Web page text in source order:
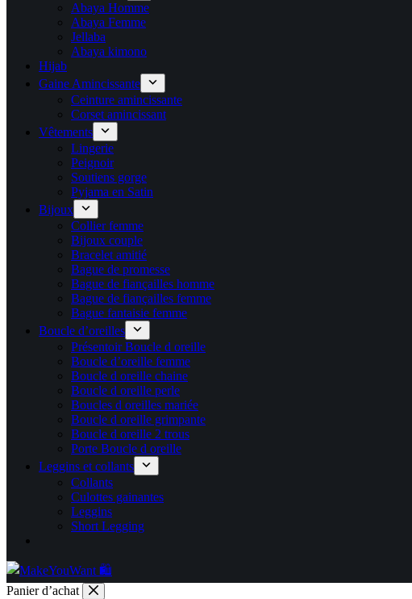
Abaya Homme
Abaya Femme
Jellaba
Abaya kimono
Hijab
Gaine Amincissante
Ceinture amincissante
Corset amincissant
Vêtements
Lingerie
Peignoir
Soutiens gorge
Pyjama en Satin
Bijoux
Collier femme
Bijoux couple
Bracelet amitié
Bague de promesse
Bague de fiançailles homme
Bague de fiançailles femme
Bague fantaisie femme
Boucle d’oreilles
Présentoir Boucle d oreille
Boucle d’oreille femme
Boucle d oreille chaine
Boucle d oreille perle
Boucles d oreilles mariée
Boucle d oreille grimpante
Boucle d oreille 2 trous
Porte Boucle d oreille
Leggins et collants
Collants
Culottes gainantes
Leggins
Short Legging
Panier d’achat